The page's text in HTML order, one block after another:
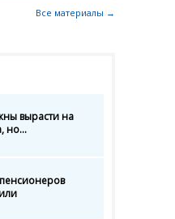
Все материалы →
вырасти на
но...